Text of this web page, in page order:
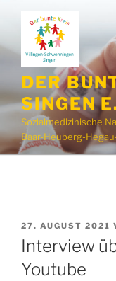
springen
DER
SINGEN
Sozialmedizinische
Baar-Heuberg-
VERÖFFENTLICHT
AM
27. AUGUST 2021
Interview
Youtube